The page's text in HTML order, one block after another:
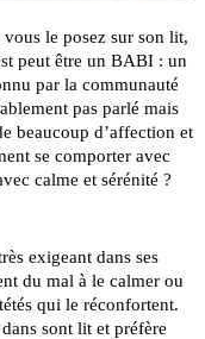
le posez sur son lit,
peut être un BABI : un
par la communauté
pas parlé mais
beaucoup d’affection et
se comporter avec
calme et sérénité ?
exigeant dans ses
du mal à le calmer ou
qui le réconfortent.
sont lit et préfère